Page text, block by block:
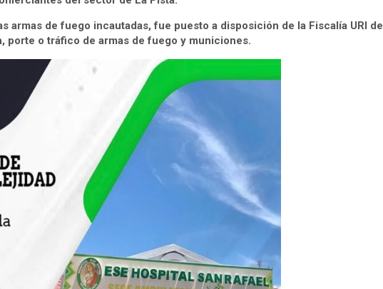
armas de fuego incautadas, fue puesto a disposición de la Fiscalía URI de
porte o tráfico de armas de fuego y municiones.